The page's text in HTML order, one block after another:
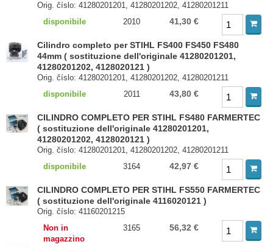
Orig. číslo: 41280201201, 41280201202, 41280201211
disponibile
2010 41,30 €
Cilindro completo per STIHL FS400 FS450 FS480
44mm ( sostituzione dell'originale 41280201201,
41280201202, 4128020121 )
Orig. číslo: 41280201201, 41280201202, 41280201211
disponibile
2011 43,80 €
CILINDRO COMPLETO PER STIHL FS480 FARMERTEC
( sostituzione dell'originale 41280201201,
41280201202, 4128020121 )
Orig. číslo: 41280201201, 41280201202, 41280201211
disponibile
3164 42,97 €
CILINDRO COMPLETO PER STIHL FS550 FARMERTEC
( sostituzione dell'originale 4116020121 )
Orig. číslo: 41160201215
Non in
magazzino
3165 56,32 €